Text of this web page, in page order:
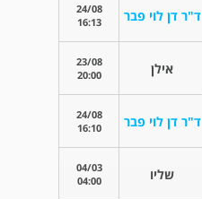
ד"ר דן לוי פבר
24/08
16:13
אילן
23/08
20:00
ד"ר דן לוי פבר
24/08
16:10
שליו
04/03
04:00